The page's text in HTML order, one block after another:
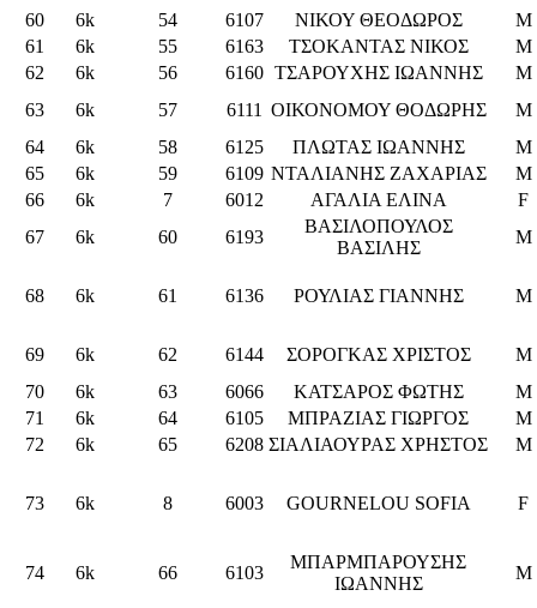
60
6k 54 6107 ΝΙΚΟΥ ΘΕΟΔΩΡΟΣ
M
61
6k 55 6163 ΤΣΟΚΑΝΤΑΣ ΝΙΚΟΣ
M
62
6k 56 6160 ΤΣΑΡΟΥΧΗΣ ΙΩΑΝΝΗΣ
M
63
6k 57 6111 ΟΙΚΟΝΟΜΟΥ ΘΟΔΩΡΗΣ
M
64
6k 58 6125 ΠΛΩΤΑΣ ΙΩΑΝΝΗΣ
M
65
6k 59 6109 ΝΤΑΛΙΑΝΗΣ ΖΑΧΑΡΙΑΣ
M
66
6k 7 6012 ΑΓΑΛΙΑ ΕΛΙΝΑ
F
67
6k 60 6193
ΒΑΣΙΛΟΠΟΥΛΟΣ
ΒΑΣΙΛΗΣ
M
68 6k 61 6136 ΡΟΥΛΙΑΣ ΓΙΑΝΝΗΣ M
69 6k 62 6144 ΣΟΡΟΓΚΑΣ ΧΡΙΣΤΟΣ
M
70
6k 63 6066 ΚΑΤΣΑΡΟΣ ΦΩΤΗΣ
M
71
6k 64 6105 ΜΠΡΑΖΙΑΣ ΓΙΩΡΓΟΣ
M
72
6k 65 6208 ΣΙΑΛΙΑΟΥΡΑΣ ΧΡΗΣΤΟΣ M
73 6k 8 6003 GOURNELOU SOFIA F
74 6k 66 6103
ΜΠΑΡΜΠΑΡΟΥΣΗΣ
ΙΩΑΝΝΗΣ
M